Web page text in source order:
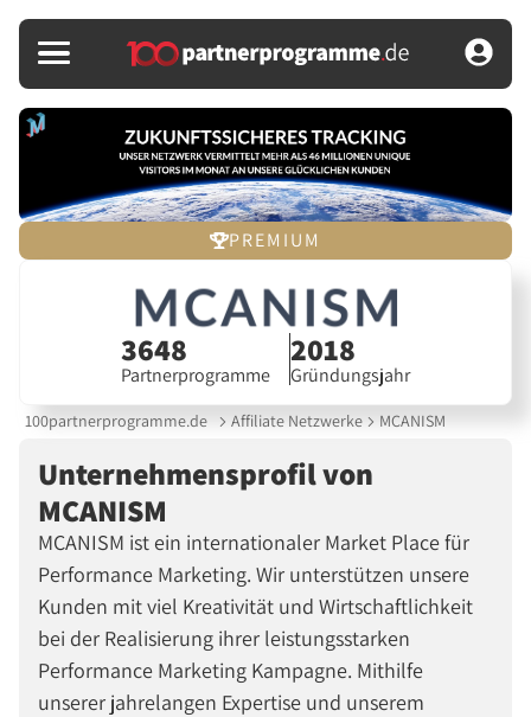
PREMIUM
3648
Partnerprogramme
2018
Gründungsjahr
100partnerprogramme.de Affiliate Netzwerke MCANISM
Unternehmensprofil von
MCANISM
MCANISM ist ein internationaler Market Place für
Performance Marketing. Wir unterstützen unsere
Kunden mit viel Kreativität und Wirtschaftlichkeit
bei der Realisierung ihrer leistungsstarken
Performance Marketing Kampagne. Mithilfe
unserer jahrelangen Expertise und unserem